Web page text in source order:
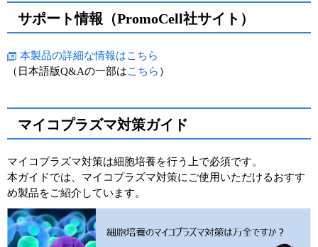
サポート情報（PromoCell社サイト）
本製品の詳細な情報はこちら
（日本語版Q&Aの一部はこちら ）
マイコプラズマ対策ガイド
マイコプラズマ対策は細胞培養を行う上で必須です。
本ガイドでは、マイコプラズマ対策にご使用いただけるおすす
め製品をご紹介しています。